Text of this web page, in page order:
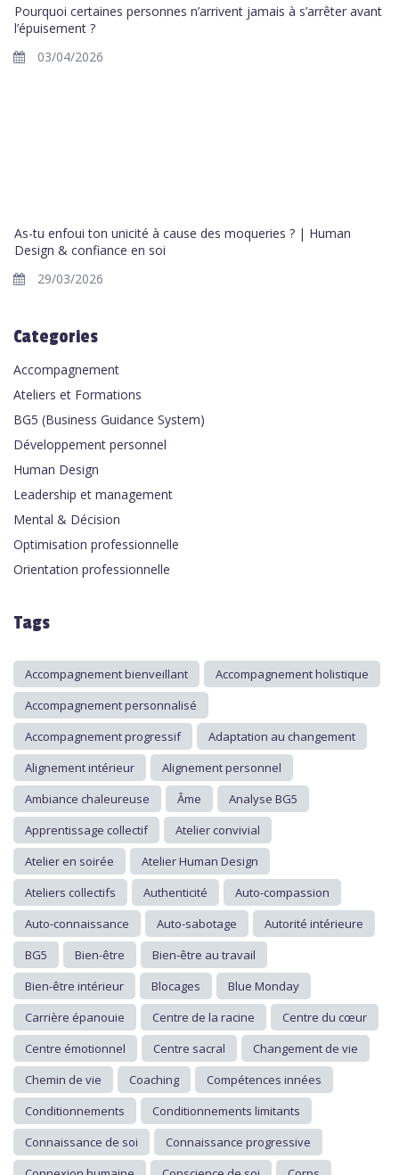
Pourquoi certaines personnes n’arrivent jamais à s’arrêter avant
l’épuisement ?
03/04/2026
As-tu enfoui ton unicité à cause des moqueries ? | Human
Design & confiance en soi
29/03/2026
Categories
Accompagnement
Ateliers et Formations
BG5 (Business Guidance System)
Développement personnel
Human Design
Leadership et management
Mental & Décision
Optimisation professionnelle
Orientation professionnelle
Tags
Accompagnement bienveillant
Accompagnement holistique
Accompagnement personnalisé
Accompagnement progressif
Adaptation au changement
Alignement intérieur
Alignement personnel
Ambiance chaleureuse
Âme
Analyse BG5
Apprentissage collectif
Atelier convivial
Atelier en soirée
Atelier Human Design
Ateliers collectifs
Authenticité
Auto-compassion
Auto-connaissance
Auto-sabotage
Autorité intérieure
BG5
Bien-être
Bien-être au travail
Bien-être intérieur
Blocages
Blue Monday
Carrière épanouie
Centre de la racine
Centre du cœur
Centre émotionnel
Centre sacral
Changement de vie
Chemin de vie
Coaching
Compétences innées
Conditionnements
Conditionnements limitants
Connaissance de soi
Connaissance progressive